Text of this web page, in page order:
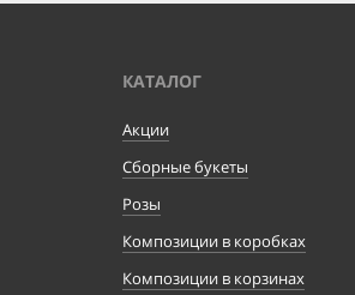
КАТАЛОГ
Акции
Сборные букеты
Розы
Композиции в коробках
Композиции в корзинах